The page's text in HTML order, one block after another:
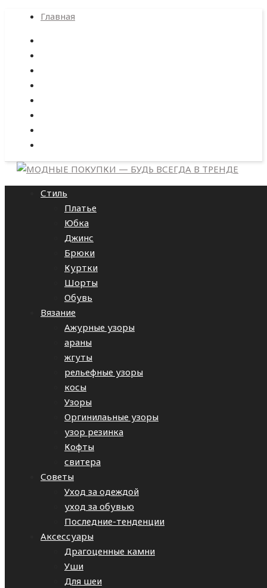
Главная
Стиль
Платье
Юбка
Джинс
Брюки
Куртки
Шорты
Обувь
Вязание
Ажурные узоры
араны
жгуты
рельефные узоры
косы
Узоры
Оргинилаьные узоры
узор резинка
Кофты
свитера
Советы
Уход за одеждой
уход за обувью
Последние-тенденции
Аксессуары
Драгоценные камни
Уши
Для шеи